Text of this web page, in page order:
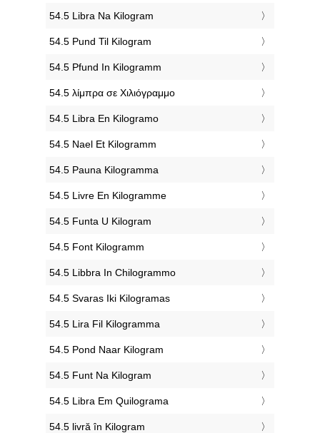
‎54.5 Libra Na Kilogram
‎54.5 Pund Til Kilogram
‎54.5 Pfund In Kilogramm
‎54.5 λίμπρα σε Χιλιόγραμμο
‎54.5 Libra En Kilogramo
‎54.5 Nael Et Kilogramm
‎54.5 Pauna Kilogramma
‎54.5 Livre En Kilogramme
‎54.5 Funta U Kilogram
‎54.5 Font Kilogramm
‎54.5 Libbra In Chilogrammo
‎54.5 Svaras Iki Kilogramas
‎54.5 Lira Fil Kilogramma
‎54.5 Pond Naar Kilogram
‎54.5 Funt Na Kilogram
‎54.5 Libra Em Quilograma
‎54.5 livră în Kilogram